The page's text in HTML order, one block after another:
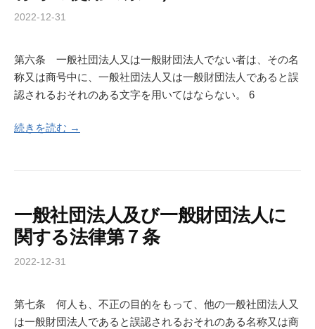
2022-12-31
第六条 一般社団法人又は一般財団法人でない者は、その名
称又は商号中に、一般社団法人又は一般財団法人であると誤
認されるおそれのある文字を用いてはならない。 6
続きを読む →
一般社団法人及び一般財団法人に
関する法律第７条
2022-12-31
第七条 何人も、不正の目的をもって、他の一般社団法人又
は一般財団法人であると誤認されるおそれのある名称又は商